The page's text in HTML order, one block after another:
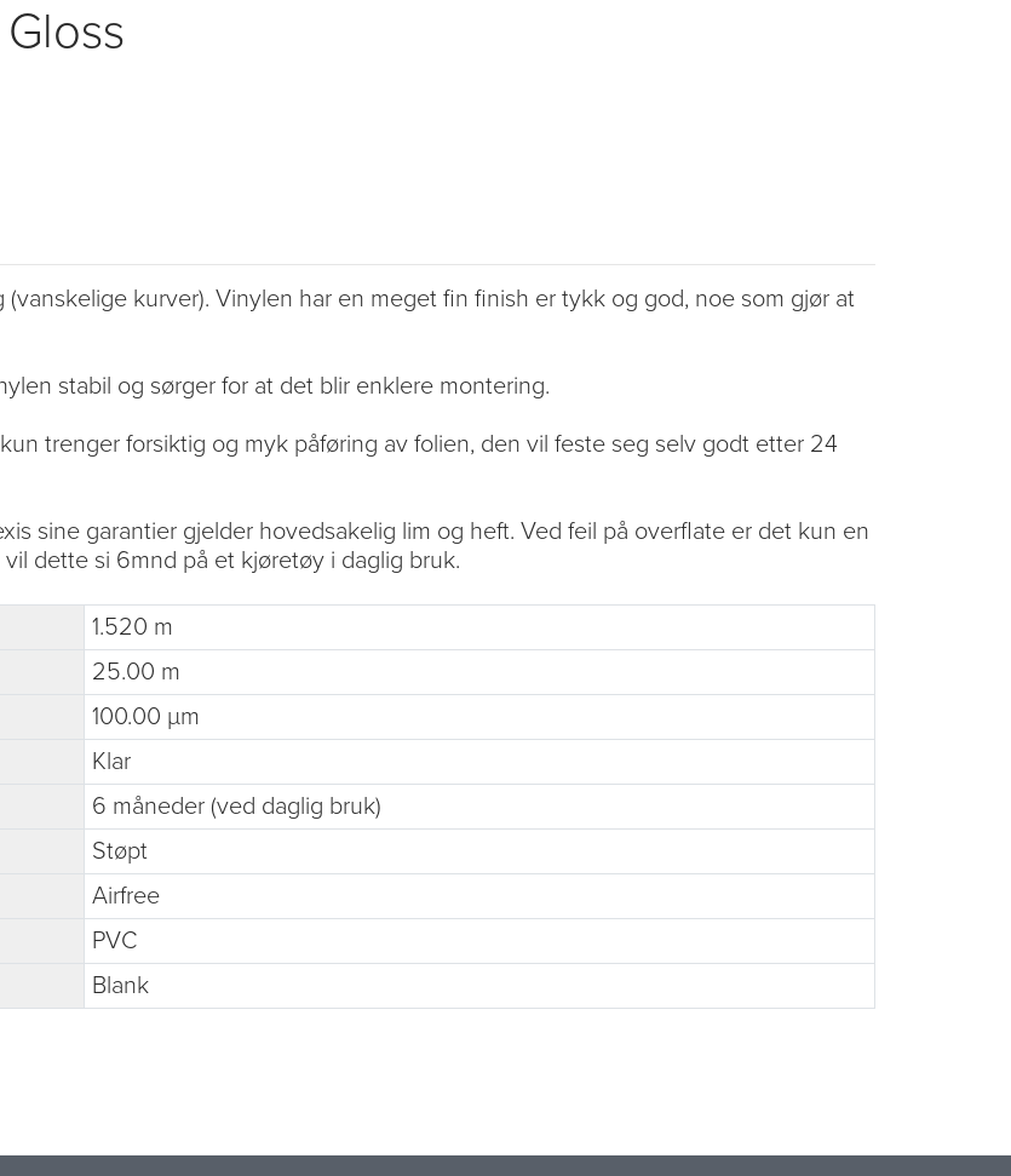
kurver). Vinylen har en meget fin finish er tykk og god, noe som gjør at
stabil og sørger for at det blir enklere montering.
trenger forsiktig og myk påføring av folien, den vil feste seg selv godt etter 24
sine garantier gjelder hovedsakelig lim og heft. Ved feil på overflate er det kun en
dette si 6mnd på et kjøretøy i daglig bruk.
1.520 m
25.00 m
100.00 µm
Klar
6 måneder (ved daglig bruk)
Støpt
Airfree
PVC
Blank